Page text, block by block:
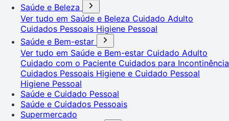
Saúde e Beleza
Ver tudo em Saúde e Beleza Cuidado Adulto
Cuidados Pessoais Higiene Pessoal
Saúde e Bem-estar
Ver tudo em Saúde e Bem-estar Cuidado Adulto
Cuidado com o Paciente Cuidados para Incontinência
Cuidados Pessoais Higiene e Cuidado Pessoal
Higiene Pessoal
Saúde e Cuidado Pessoal
Saúde e Cuidados Pessoais
Supermercado